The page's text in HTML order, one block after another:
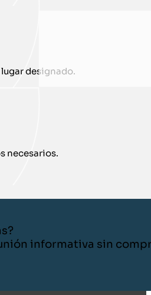
lugar designado.
necesarios.
informativa sin